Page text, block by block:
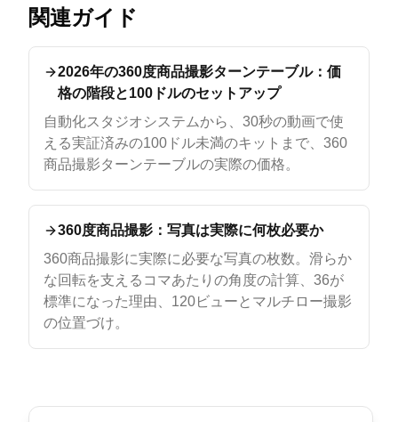
関連ガイド
2026年の360度商品撮影ターンテーブル：価
格の階段と100ドルのセットアップ
自動化スタジオシステムから、30秒の動画で使
える実証済みの100ドル未満のキットまで、360
商品撮影ターンテーブルの実際の価格。
360度商品撮影：写真は実際に何枚必要か
360商品撮影に実際に必要な写真の枚数。滑らか
な回転を支えるコマあたりの角度の計算、36が
標準になった理由、120ビューとマルチロー撮影
の位置づけ。